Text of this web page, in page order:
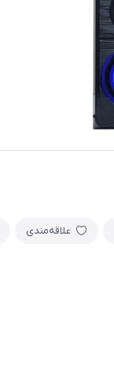
علاقه‌مندی